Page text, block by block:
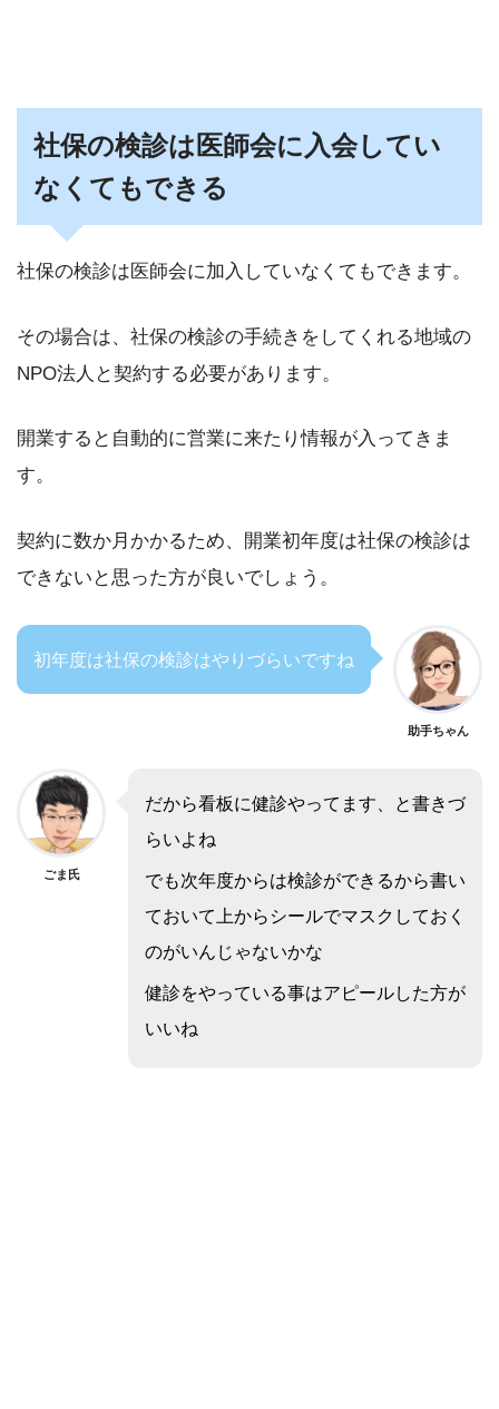
社保の検診は医師会に入会してい
なくてもできる
社保の検診は医師会に加入していなくてもできます。
その場合は、社保の検診の手続きをしてくれる地域の
NPO法人と契約する必要があります。
開業すると自動的に営業に来たり情報が入ってきま
す。
契約に数か月かかるため、開業初年度は社保の検診は
できないと思った方が良いでしょう。
初年度は社保の検診はやりづらいですね
助手ちゃん
ごま氏
だから看板に健診やってます、と書きづ
らいよね
でも次年度からは検診ができるから書い
ておいて上からシールでマスクしておく
のがいんじゃないかな
健診をやっている事はアピールした方が
いいね